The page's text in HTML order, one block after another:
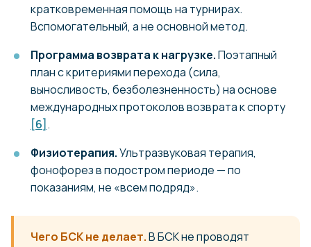
кратковременная помощь на турнирах.
Вспомогательный, а не основной метод.
Программа возврата к нагрузке.Поэтапный
план с критериями перехода (сила,
выносливость, безболезненность) на основе
международных протоколов возврата к спорту
[6] .
Физиотерапия.Ультразвуковая терапия,
фонофорез в подостром периоде — по
показаниям, не «всем подряд».
Чего БСК не делает.В БСК не проводят